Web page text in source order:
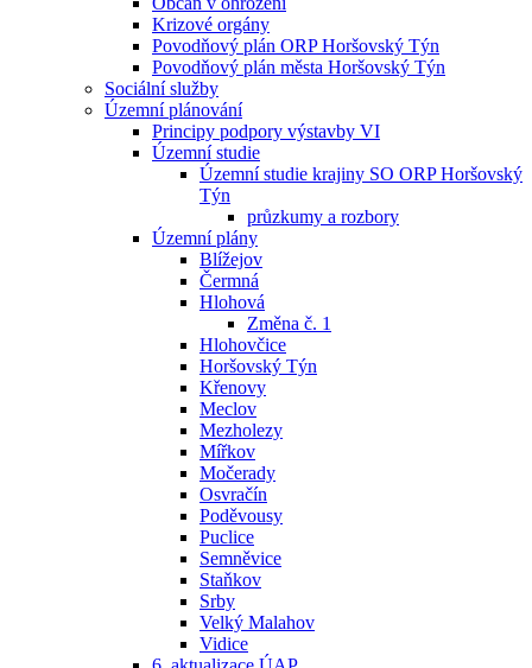
Krizové orgány
Povodňový plán ORP Horšovský Týn
Povodňový plán města Horšovský Týn
Sociální služby
Územní plánování
Principy podpory výstavby VI
Územní studie
Územní studie krajiny SO ORP Horšovský
Týn
průzkumy a rozbory
Územní plány
Blížejov
Čermná
Hlohová
Změna č. 1
Hlohovčice
Horšovský Týn
Křenovy
Meclov
Mezholezy
Mířkov
Močerady
Osvračín
Poděvousy
Puclice
Semněvice
Staňkov
Srby
Velký Malahov
Vidice